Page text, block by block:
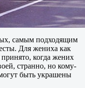
самым подходящим
Для жениха как
принято, когда жених
странно, но кому-
быть украшены